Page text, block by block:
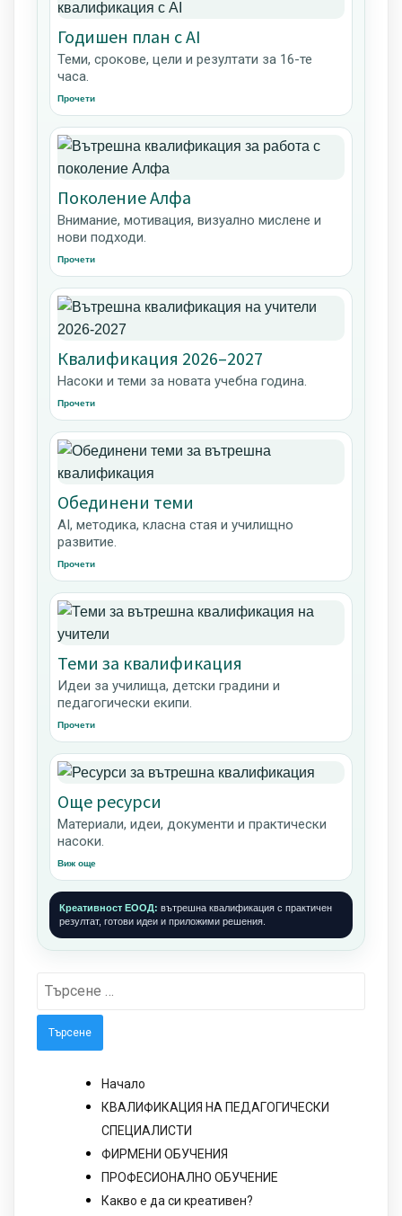
Годишен план с AI
Теми, срокове, цели и резултати за 16-те
часа.
Прочети
Поколение Алфа
Внимание, мотивация, визуално мислене и
нови подходи.
Прочети
Квалификация 2026–2027
Насоки и теми за новата учебна година.
Прочети
Обединени теми
AI, методика, класна стая и училищно
развитие.
Прочети
Теми за квалификация
Идеи за училища, детски градини и
педагогически екипи.
Прочети
Още ресурси
Материали, идеи, документи и практически
насоки.
Виж още
Креативност ЕООД: вътрешна квалификация с практичен
резултат, готови идеи и приложими решения.
Търсене
Начало
КВАЛИФИКАЦИЯ НА ПЕДАГОГИЧЕСКИ
СПЕЦИАЛИСТИ
ФИРМЕНИ ОБУЧЕНИЯ
ПРОФЕСИОНАЛНО ОБУЧЕНИЕ
Какво е да си креативен?